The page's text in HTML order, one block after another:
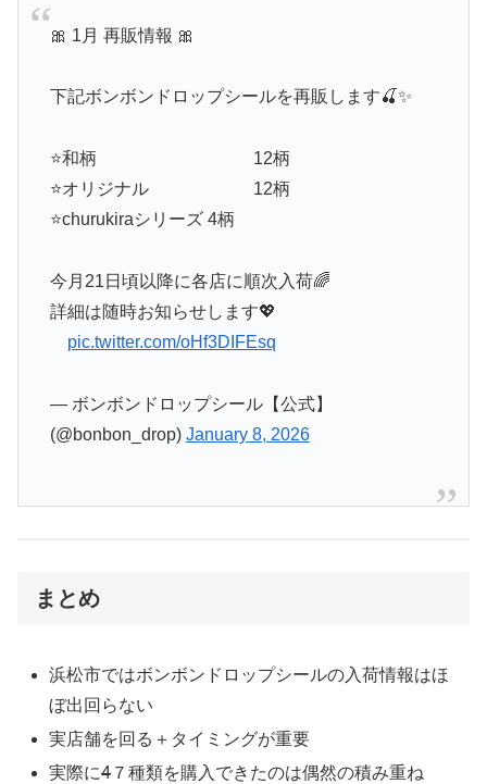
🎀 1月 再販情報 🎀
下記ボンボンドロップシールを再販します🍒✨
⭐️和柄 12柄
⭐️オリジナル 12柄
⭐️churukiraシリーズ 4柄
今月21日頃以降に各店に順次入荷🌈
詳細は随時お知らせします💖
pic.twitter.com/oHf3DIFEsq
— ボンボンドロップシール【公式】
(@bonbon_drop) January 8, 2026
まとめ
浜松市ではボンボンドロップシールの入荷情報はほ
ぼ出回らない
実店舗を回る＋タイミングが重要
実際に4７種類を購入できたのは偶然の積み重ね